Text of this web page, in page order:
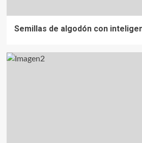
Semillas de algodón con